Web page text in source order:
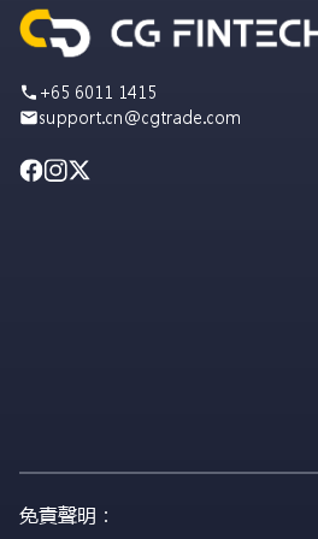
+65 6011 1415
support.cn@cgtrade.com
免責聲明：